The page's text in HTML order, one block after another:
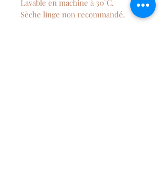
Lavable en machine à 30°C.
Sèche linge non recommandé.